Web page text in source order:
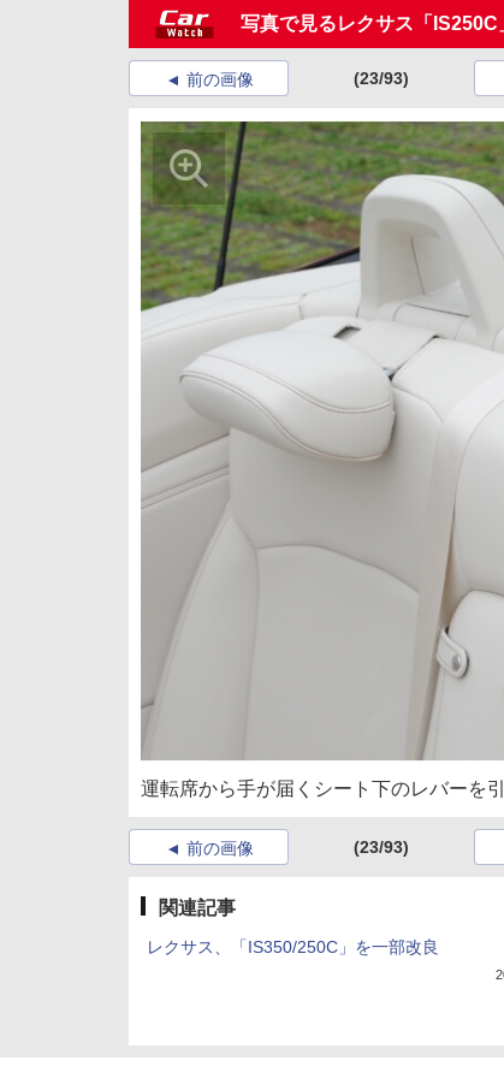
写真で見るレクサス「IS250C
前の画像 (23/93)
運転席から手が届くシート下のレバーを
前の画像 (23/93)
関連記事
レクサス、「IS350/250C」を一部改良